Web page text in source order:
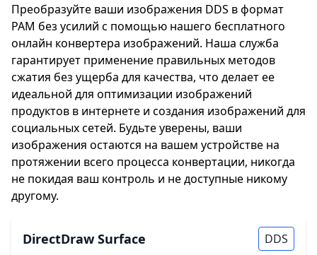
Преобразуйте ваши изображения DDS в формат
PAM без усилий с помощью нашего бесплатного
онлайн конвертера изображений. Наша служба
гарантирует применение правильных методов
сжатия без ущерба для качества, что делает ее
идеальной для оптимизации изображений
продуктов в интернете и создания изображений для
социальных сетей. Будьте уверены, ваши
изображения остаются на вашем устройстве на
протяжении всего процесса конвертации, никогда
не покидая ваш контроль и не доступные никому
другому.
DirectDraw Surface DDS